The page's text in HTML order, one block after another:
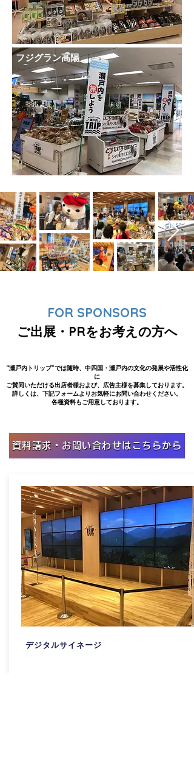
フジグラン高陽
FOR SPONSORS
ご出展・PRをお考えの方へ
“瀬戸内トリップ”では随時、中四国・瀬戸内の文化の発展や活性化
に
ご賛同いただける出店者様および、広告主様を募集しております。
詳しくは、下記フォームよりお気軽にお問い合わせください。
各種資料もご用意しております。
資料請求・お問い合わせはこちらから
デジタルサイネージ